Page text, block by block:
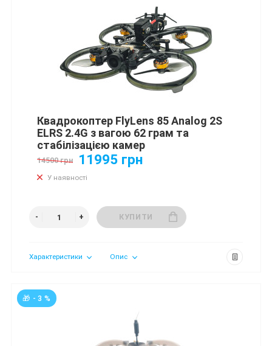
Квадрокоптер FlyLens 85 Analog 2S
ELRS 2.4G з вагою 62 грам та
стабілізацією камер
14500 грн 11995 грн
У наявності
КУПИТИ
Характеристики Опис
🎁 - 3 %